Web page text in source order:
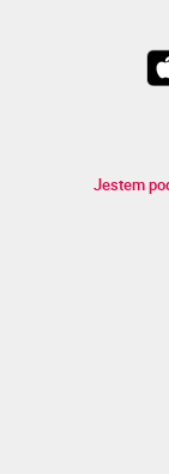
Jestem